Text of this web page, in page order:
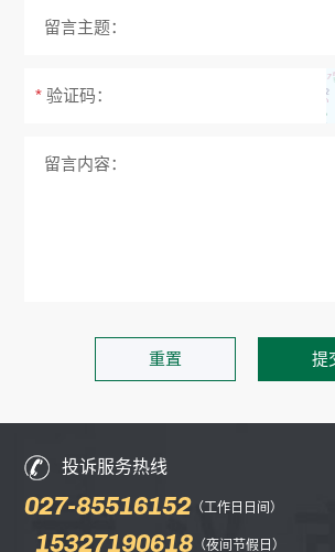
留言主题：
* 验证码：
留言内容：
投诉服务热线
027-85516152（工作日日间）
15327190618 （夜间节假日）